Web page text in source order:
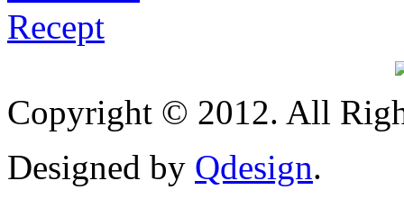
Copyright © 2012. All
Designed by Qdesign.